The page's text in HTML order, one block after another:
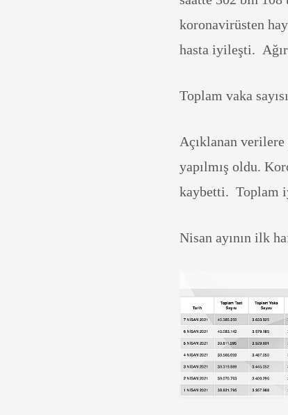
koronavirüsten
hasta iyileşti. Ağır
Toplam vaka
Açıklanan
yapılmış oldu.
kaybetti. Toplam
Nisan ayının ilk